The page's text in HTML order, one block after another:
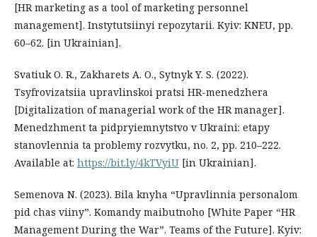
[HR marketing as a tool of marketing personnel
management]. Instytutsiinyi repozytarii. Kyiv: KNEU, pp.
60–62. [in Ukrainian].
Svatiuk O. R., Zakharets A. O., Sytnyk Y. S. (2022).
Tsyfrovizatsiia upravlinskoi pratsi HR-menedzhera
[Digitalization of managerial work of the HR manager].
Menedzhment ta pidpryiemnytstvo v Ukraini: etapy
stanovlennia ta problemy rozvytku, no. 2, pp. 210–222.
Available at: https://bit.ly/4kTVyiU [in Ukrainian].
Semenova N. (2023). Bila knyha “Upravlinnia personalom
pid chas viiny”. Komandy maibutnoho [White Paper “HR
Management During the War”. Teams of the Future]. Kyiv: